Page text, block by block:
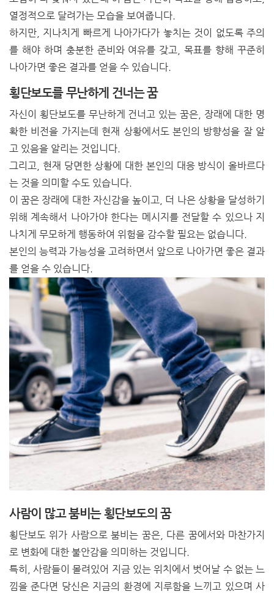
열정적으로 달려가는 모습을 보여줍니다.
하지만, 지나치게 빠르게 나아가다가 놓치는 것이 없도록 주의
를 해야 하며 충분한 준비와 여유를 갖고, 목표를 향해 꾸준히
나아가면 좋은 결과를 얻을 수 있습니다.
횡단보도를 무난하게 건너는 꿈
자신이 횡단보도를 무난하게 건너고 있는 꿈은, 장래에 대한 명
확한 비전을 가지는데 현재 상황에서도 본인의 방향성을 잘 알
고 있음을 알리는 것입니다.
그리고, 현재 당면한 상황에 대한 본인의 대응 방식이 올바르다
는 것을 의미할 수도 있습니다.
이 꿈은 장래에 대한 자신감을 높이고, 더 나은 상황을 달성하기
위해 계속해서 나아가야 한다는 메시지를 전달할 수 있으나 지
나치게 무모하게 행동하여 위험을 감수할 필요는 없습니다.
본인의 능력과 가능성을 고려하면서 앞으로 나아가면 좋은 결과
를 얻을 수 있습니다.
사람이 많고 붐비는 횡단보도의 꿈
횡단보도 위가 사람으로 붐비는 꿈은, 다른 꿈에서와 마찬가지
로 변화에 대한 불안감을 의미하는 것입니다.
특히, 사람들이 몰려있어 지금 있는 위치에서 벗어날 수 없는 느
낌을 준다면 당신은 지금의 환경에 지루함을 느끼고 있으며 사